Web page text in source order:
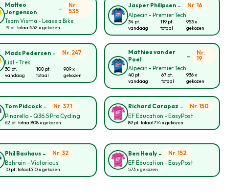
Matteo
Jorgenson
-
Nr.
535
Team Visma - Lease a Bike
19 pt. totaal532 x gekozen
Jasper Philipsen-
Nr. 16
Alpecin - Premier Tech
34 pt.
vandaag
119 pt.
totaal
953 x
gekozen
Mads Pedersen-
Nr. 247
Lidl - Trek
30 pt.
vandaag
100 pt.
totaal
909 x
gekozen
Mathieu van der
Poel
-
Nr.
19
Alpecin - Premier Tech
40 pt.
vandaag
67 pt.
totaal
936 x
gekozen
Tom Pidcock-
Nr. 371
Pinarello - Q36.5 Pro Cycling
62 pt. totaal808 x gekozen
Richard Carapaz -
Nr. 150
EF Education - EasyPost
89 pt. totaal714 x gekozen
Phil Bauhaus-
Nr. 32
Bahrain - Victorious
10 pt. totaal310 x gekozen
Ben Healy-
Nr. 152
EF Education - EasyPost
573 x gekozen